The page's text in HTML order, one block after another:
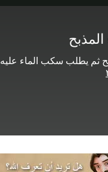
المذبح
ثم يطلب سكب الماء عليه